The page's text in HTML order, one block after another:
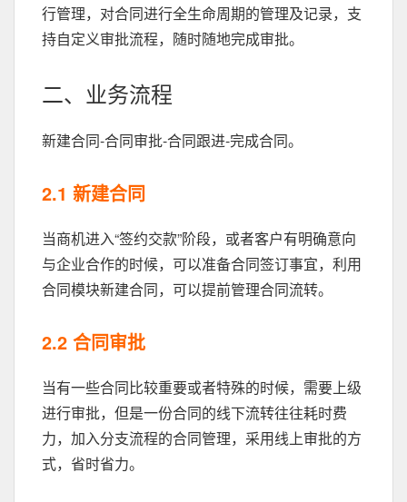
行管理，对合同进行全生命周期的管理及记录，支
持自定义审批流程，随时随地完成审批。
二、业务流程
新建合同-合同审批-合同跟进-完成合同。
2.1 新建合同
当商机进入“签约交款”阶段，或者客户有明确意向
与企业合作的时候，可以准备合同签订事宜，利用
合同模块新建合同，可以提前管理合同流转。
2.2 合同审批
当有一些合同比较重要或者特殊的时候，需要上级
进行审批，但是一份合同的线下流转往往耗时费
力，加入分支流程的合同管理，采用线上审批的方
式，省时省力。